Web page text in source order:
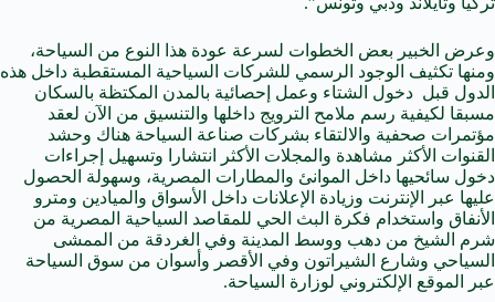
وعرض الخبير بعض الخطوات لسرعة عودة هذا النوع من السياحة،
ومنها تكثيف الوجود الرسمي للشركات السياحية المستقطبة داخل هذه
الدول قبل دخول الشتاء وعمل إحصائية بالمدن المكتظة بالسكان
مسبقا لكيفية رسم ملامح الترويج داخلها والتنسيق من الآن لعقد
مؤتمرات صحفية والالتقاء بشركات صناعة السياحة هناك وحشد
القنوات الأكثر مشاهدة والمجلات الأكثر انتشارا وتسهيل إجراءات
دخول سائحيها داخل الموانئ والمطارات المصرية، وسهولة الحصول
عليها عبر الإنترنت وزيادة الإعلانات داخل الأسواق والميادين ومترو
الأنفاق واستخدام فكرة البث الحي للمقاصد السياحية المصرية من
شرم الشيخ من دهب ووسط المدينة وفي الغردقة من الممشى
السياحي وشارع الشيراتون وفي الأقصر وأسوان من سوق السياحة
عبر الموقع الإلكتروني لوزارة السياحة.